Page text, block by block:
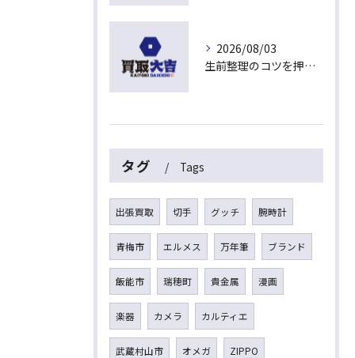
2026/08/03
生前整理のコツを押さえて埼玉県入間市上藤沢で安心して進める方法
タグ Tags
出張買取 切手 グッチ 腕時計
青梅市 エルメス 万年筆 ブランド
飯能市 瑞穂町 貴金属 漫画
楽器 カメラ カルティエ
武蔵村山市 オメガ ZIPPO